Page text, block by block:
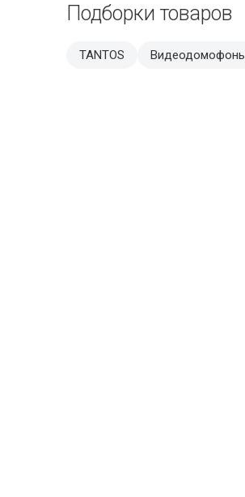
Подборки товаров
TANTOS